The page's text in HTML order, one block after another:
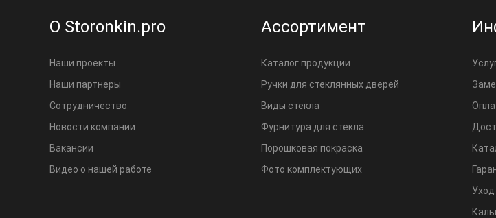
О Storonkin.pro
Наши проекты
Наши партнеры
Сотрудничество
Новости компании
Вакансии
Видео о нашей работе
Ассортимент
Каталог продукции
Ручки для стеклянных дверей
Виды стекла
Фурнитура для стекла
Порошковая покраска
Фото комплектующих